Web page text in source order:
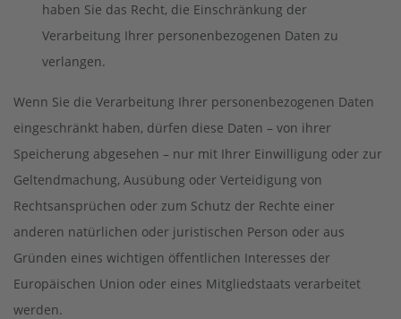
haben Sie das Recht, die Einschränkung der
Verarbeitung Ihrer personenbezogenen Daten zu
verlangen.
Wenn Sie die Verarbeitung Ihrer personenbezogenen Daten
eingeschränkt haben, dürfen diese Daten – von ihrer
Speicherung abgesehen – nur mit Ihrer Einwilligung oder zur
Geltendmachung, Ausübung oder Verteidigung von
Rechtsansprüchen oder zum Schutz der Rechte einer
anderen natürlichen oder juristischen Person oder aus
Gründen eines wichtigen öffentlichen Interesses der
Europäischen Union oder eines Mitgliedstaats verarbeitet
werden.